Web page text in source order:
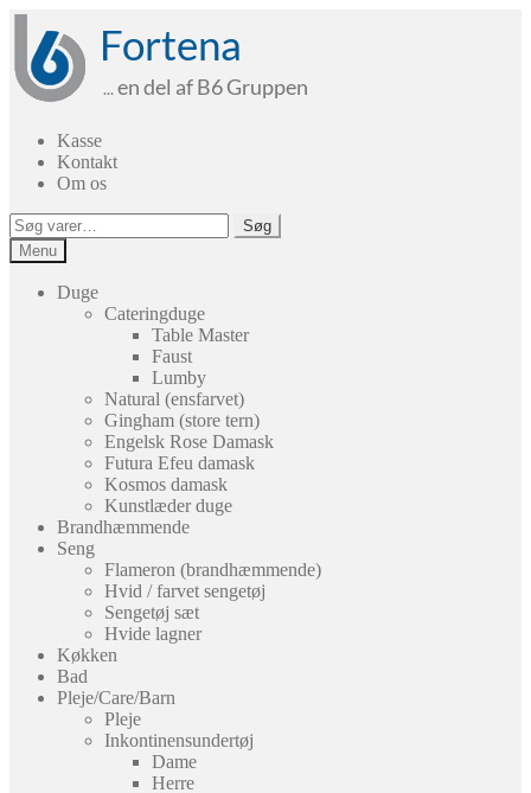
Spring
navigation
Spring
indhold
Kasse
Kontakt
Om os
Søg
efter:
Søg
Menu
Duge
Cateringduge
Table Master
Faust
Lumby
Natural (ensfarvet)
Gingham (store tern)
Engelsk Rose Damask
Futura Efeu damask
Kosmos damask
Kunstlæder duge
Brandhæmmende
Seng
Flameron (brandhæmmende)
Hvid / farvet sengetøj
Sengetøj sæt
Hvide lagner
Køkken
Bad
Pleje/Care/Barn
Pleje
Inkontinensundertøj
Dame
Herre